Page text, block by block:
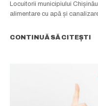
Locuitorii municipiului
alimentare cu apă și
CONTINUĂ SĂ CITEȘTI